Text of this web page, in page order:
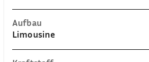
Aufbau
Limousine